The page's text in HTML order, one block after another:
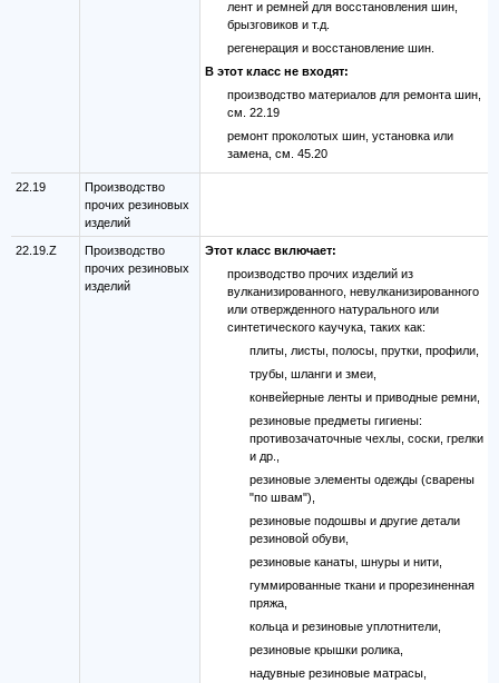
лент и ремней для восстановления шин,
брызговиков и т.д.
регенерация и восстановление шин.
В этот класс не входят:
производство материалов для ремонта шин,
см. 22.19
ремонт проколотых шин, установка или
замена, см. 45.20
22.19
Производство
прочих резиновых
изделий
22.19.Z
Производство
прочих резиновых
изделий
Этот класс включает:
производство прочих изделий из
вулканизированного, невулканизированного
или отвержденного натурального или
синтетического каучука, таких как:
плиты, листы, полосы, прутки, профили,
трубы, шланги и змеи,
конвейерные ленты и приводные ремни,
резиновые предметы гигиены:
противозачаточные чехлы, соски, грелки
и др.,
резиновые элементы одежды (сварены
"по швам"),
резиновые подошвы и другие детали
резиновой обуви,
резиновые канаты, шнуры и нити,
гуммированные ткани и прорезиненная
пряжа,
кольца и резиновые уплотнители,
резиновые крышки ролика,
надувные резиновые матрасы,